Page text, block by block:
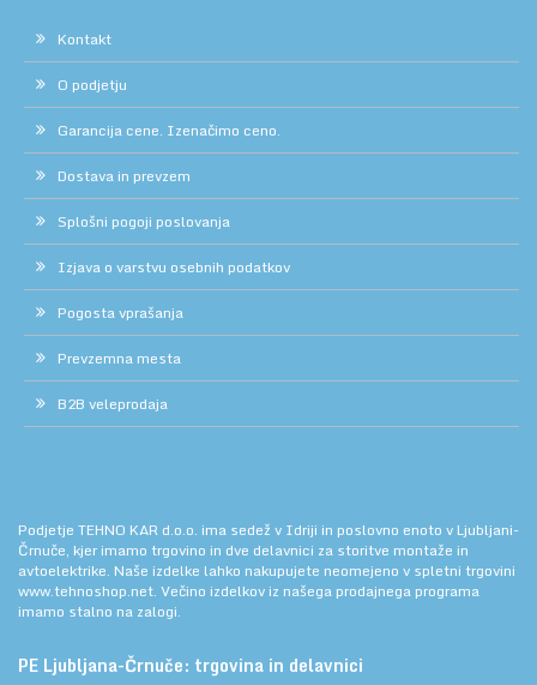
Kontakt
O podjetju
Garancija cene. Izenačimo ceno.
Dostava in prevzem
Splošni pogoji poslovanja
Izjava o varstvu osebnih podatkov
Pogosta vprašanja
Prevzemna mesta
B2B veleprodaja
Podjetje TEHNO KAR d.o.o. ima sedež v Idriji in poslovno enoto v Ljubljani-
Črnuče, kjer imamo trgovino in dve delavnici za storitve montaže in
avtoelektrike. Naše izdelke lahko nakupujete neomejeno v spletni trgovini
www.tehnoshop.net. Večino izdelkov iz našega prodajnega programa
imamo stalno na zalogi.
PE Ljubljana-Črnuče: trgovina in delavnici